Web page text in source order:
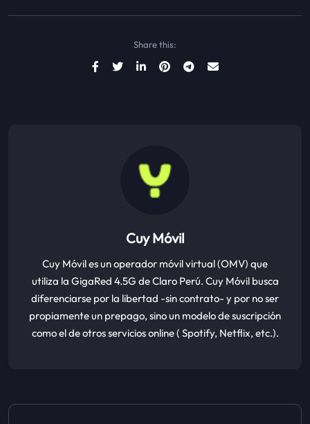
Share this:
Cuy Móvil
Cuy Móvil es un operador móvil virtual (OMV) que
utiliza la GigaRed 4.5G de Claro Perú. Cuy Móvil busca
diferenciarse por la libertad -sin contrato- y por no ser
propiamente un prepago, sino un modelo de suscripción
como el de otros servicios online ( Spotify, Netflix, etc.).